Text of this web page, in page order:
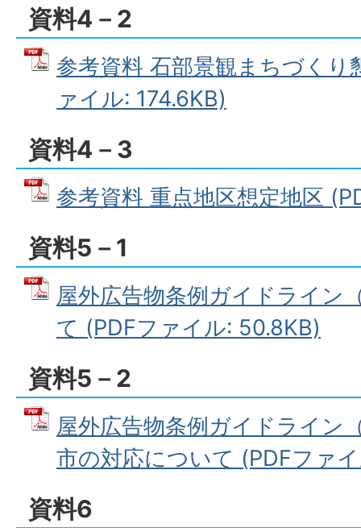
資料4－2
参考資料 石部景観まちづくり
ァイル: 174.6KB)
資料4－3
参考資料 重点地区想定地区
資料5－1
屋外広告物条例ガイドライン
て (PDFファイル: 50.8KB)
資料5－2
屋外広告物条例ガイドライン
市の対応について (PDFファ
資料6